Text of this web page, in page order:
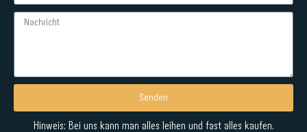
Senden
Alternative:
Hinweis: Bei uns kann man alles leihen und fast alles kaufen.